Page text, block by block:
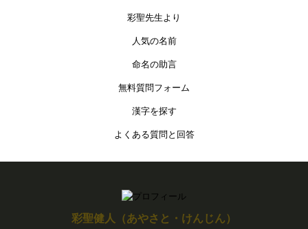
彩聖先生より
人気の名前
命名の助言
無料質問フォーム
漢字を探す
よくある質問と回答
彩聖健人（あやさと・けんじん）